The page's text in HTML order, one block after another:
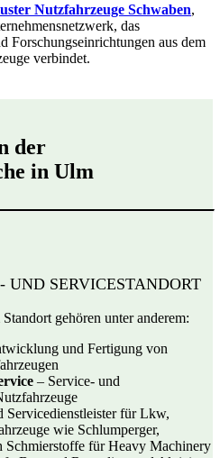
Nutzfahrzeuge Schwaben,
das
Forschungseinrichtungen aus dem
verbindet.
der
in Ulm
UND SERVICESTANDORT
gehören unter anderem:
und Fertigung von
– Service- und
Servicedienstleister für Lkw,
wie Schlumperger,
Schmierstoffe für Heavy Machinery